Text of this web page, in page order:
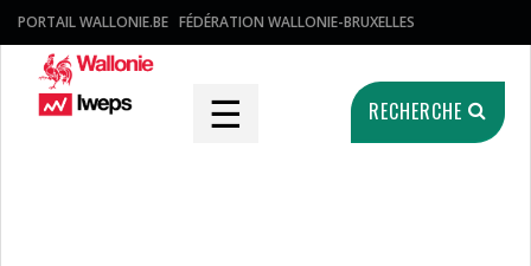
PORTAIL WALLONIE.BE FÉDÉRATION WALLONIE-BRUXELLES
☰ RECHERCHE